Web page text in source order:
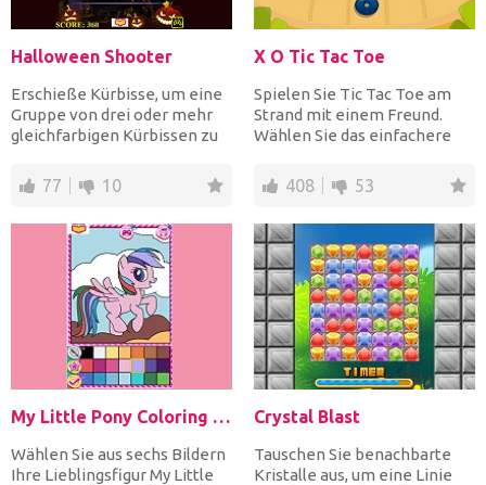
Halloween Shooter
Erschieße Kürbisse, um eine
Gruppe von drei oder mehr
gleichfarbigen Kürbissen zu
77 10
X O Tic Tac Toe
Spielen Sie Tic Tac Toe am
Strand mit einem Freund.
Wählen Sie das einfachere
408 53
My Little Pony Coloring Book
Wählen Sie aus sechs Bildern
Ihre Lieblingsfigur My Little
Crystal Blast
Tauschen Sie benachbarte
Kristalle aus, um eine Linie